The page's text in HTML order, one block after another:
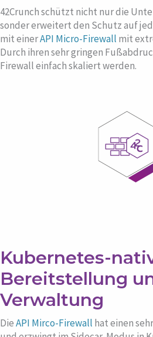
42Crunch schützt nicht nur die
sonder erweitert den Schutz auf
mit einerAPI Micro-Firewall mit
Durch ihren sehr gringen
Firewall einfach skaliert werden.
Kubernetes-
Bereitstellung
Verwaltung
DieAPI Mirco-Firewall hat einen